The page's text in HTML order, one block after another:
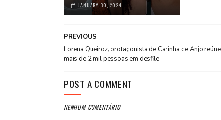
JANUARY 30, 2024
PREVIOUS
Lorena Queiroz, protagonista de Carinha de Anjo reúne
mais de 2 mil pessoas em desfile
POST A COMMENT
NENHUM COMENTÁRIO